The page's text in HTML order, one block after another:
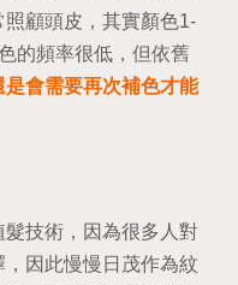
顧頭皮，其實顏色1-
的頻率很低，但依舊
是會需要再次補色才能
技術，因為很多人對
因此慢慢日茂作為紋